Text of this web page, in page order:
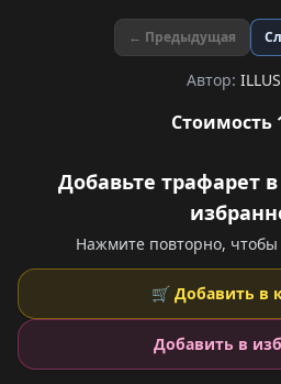
← Предыдущая
Автор:
Стоимость
Добавьте трафарет
Нажмите повторно, чтобы
🛒 Добавить в
Добавить в